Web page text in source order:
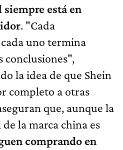
siempre está en
. "Cada
uno termina
conclusiones",
la idea de que Shein
completo a otras
que, aunque la
la marca china es
comprando en